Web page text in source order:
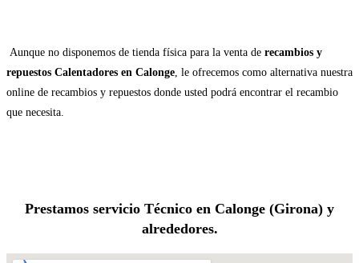
Aunque no disponemos de tienda física para la venta de recambios y
repuestos Calentadores en Calonge, le ofrecemos como alternativa nuestra
online de recambios y repuestos donde usted podrá encontrar el recambio
que necesita.
Prestamos servicio Técnico en Calonge (Girona) y
alrededores.